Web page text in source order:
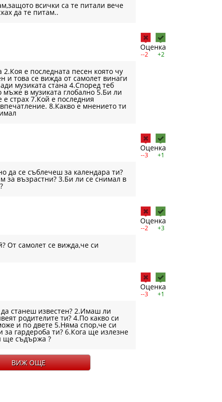
всички са те питали вече
да те питам..
е последната песен която чу
и това се вижда от самолет винаги
музиката стана 4.Според теб
в музиката глобално 5.Би ли
страх 7.Кой е последния
8.Какво е мнението ти
Оценка
--2 +2
да се съблечеш за календара ти?
за възрастни? 3.Би ли се снимал в
Оценка
--3 +1
От самолет се вижда,че си
Оценка
--2 +3
станеш известен? 2.Имаш ли
родителите ти? 4.По какво си
и по двете 5.Няма спор,че си
за гардероба ти? 6.Кога ще излезне
ще съдържа ?
Оценка
--3 +1
ВИЖ ОЩЕ